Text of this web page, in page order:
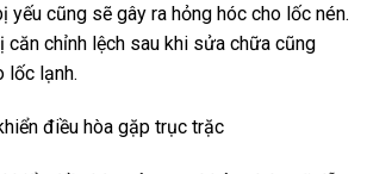
yếu cũng sẽ gây ra hỏng hóc cho lốc nén.
căn chỉnh lệch sau khi sửa chữa cũng
lốc lạnh.
điều hòa gặp trục trặc